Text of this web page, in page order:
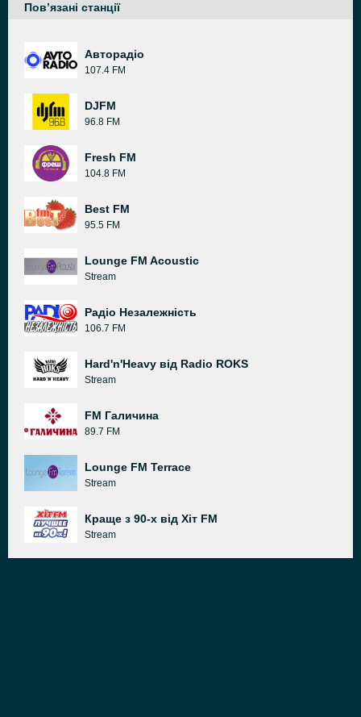
Пов’язані станції
Авторадіо
107.4 FM
DJFM
96.8 FM
Fresh FM
104.8 FM
Best FM
95.5 FM
Lounge FM Acoustic
Stream
Радіо Незалежність
106.7 FM
Hard'n'Heavy від Radio ROKS
Stream
FM Галичина
89.7 FM
Lounge FM Terrace
Stream
Краще з 90-х від Хіт FM
Stream